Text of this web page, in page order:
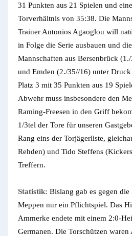
31 Punkten aus 21 Spielen und
Torverhältnis von 35:38. Die
Trainer Antonios Agaoglou will
in Folge die Serie ausbauen und
Mannschaften aus Bersenbrück
und Emden (2./35//16) unter
Platz 3 mit 35 Punkten aus 19
Abwehr muss insbesondere den
Raming-Freesen in den Griff
1/3tel der Tore für unseren
Rang eins der Torjägerliste,
Rehden) und Tido Steffens
Treffern.
Statistik: Bislang gab es gegen
Meppen nur ein Pflichtspiel. Das
Ammerke endete mit einem 2:0-
Germanen. Die Torschützen